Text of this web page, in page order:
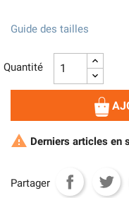
Guide des tailles
Quantité
 Derniers articles en
Partager